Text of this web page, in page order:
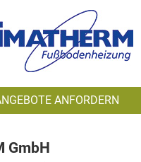
ANFORDERN
GmbH